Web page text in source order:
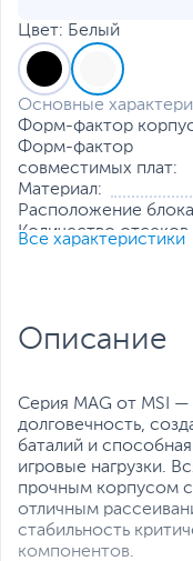
Цвет: Белый
Основные
Форм-фактор
Форм-фактор
совместимых плат:
Материал:
Расположение
Количество отсеков
кулера, мм:
Все характеристики
Описание
Серия MAG от MSI —
долговечность,
баталий и
игровые нагрузки.
прочным корпусом
отличным
стабильность
компонентов.